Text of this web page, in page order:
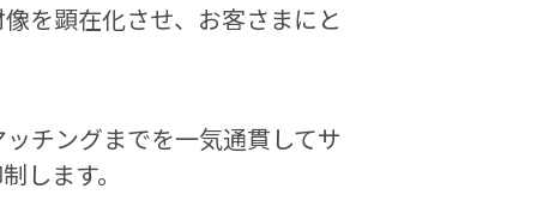
を顕在化させ、お客さまにと
チングまでを一気通貫してサ
します。